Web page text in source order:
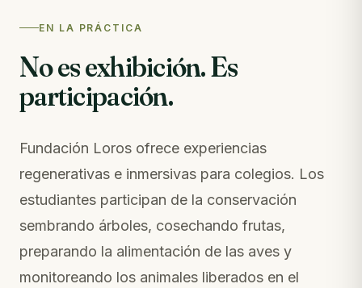
EN LA PRÁCTICA
No es exhibición. Es
participación.
Fundación Loros ofrece experiencias
regenerativas e inmersivas para colegios. Los
estudiantes participan de la conservación
sembrando árboles, cosechando frutas,
preparando la alimentación de las aves y
monitoreando los animales liberados en el